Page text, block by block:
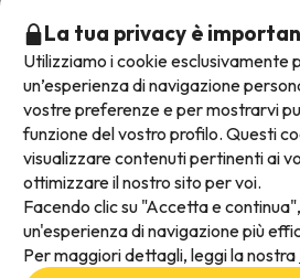
Prenota con fiducia|Più di
prenotato la loro settimana
Metodi di pagamento disponibili
La tua privacy è
Utilizziamo i cookie esclusivamente
un’esperienza di navigazione
vostre preferenze e per mostrarvi
funzione del vostro profilo. Questi
visualizzare contenuti pertinenti ai
ottimizzare il nostro sito per voi.
Facendo clic su "Accetta e
un'esperienza di navigazione più
Per maggiori dettagli, leggi la nostra